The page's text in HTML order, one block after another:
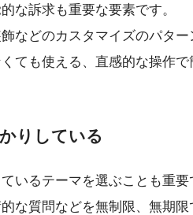
な訴求も重要な要素です。
などのカスタマイズのパタ
ても使える、直感的な操作で
りしている
いるテーマを選ぶことも重要
な質問などを無制限、無期